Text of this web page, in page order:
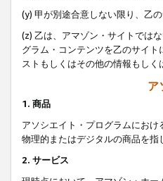
(y) 甲が別途合意しない限り、乙
(z) 乙は、アマゾン・サイトでは
グラム・コンテンツを乙のサイ
ストもしくはその他の情報もし
ア
1. 商品
アソシエイト・プログラムにお
物理的またはデジタルの商品を指
2. サービス